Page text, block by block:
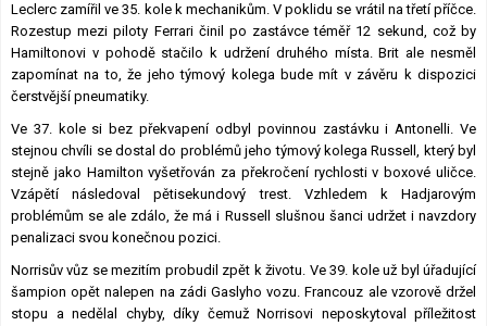
Leclerc zamířil ve 35. kole k mechanikům. V poklidu se vrátil na třetí příčce.
Rozestup mezi piloty Ferrari činil po zastávce téměř 12 sekund, což by
Hamiltonovi v pohodě stačilo k udržení druhého místa. Brit ale nesměl
zapomínat na to, že jeho týmový kolega bude mít v závěru k dispozici
čerstvější pneumatiky.
Ve 37. kole si bez překvapení odbyl povinnou zastávku i Antonelli. Ve
stejnou chvíli se dostal do problémů jeho týmový kolega Russell, který byl
stejně jako Hamilton vyšetřován za překročení rychlosti v boxové uličce.
Vzápětí následoval pětisekundový trest. Vzhledem k Hadjarovým
problémům se ale zdálo, že má i Russell slušnou šanci udržet i navzdory
penalizaci svou konečnou pozici.
Norrisův vůz se mezitím probudil zpět k životu. Ve 39. kole už byl úřadující
šampion opět nalepen na zádi Gaslyho vozu. Francouz ale vzorově držel
stopu a nedělal chyby, díky čemuž Norrisovi neposkytoval příležitost